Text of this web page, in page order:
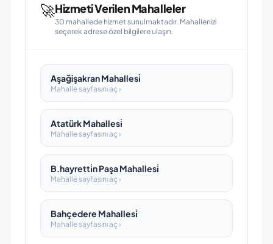
🚀Hizmeti Verilen Mahalleler
30 mahallede hizmet sunulmaktadır. Mahallenizi
seçerek adrese özel bilgilere ulaşın.
Aşağişakran Mahallesi̇
Mahalle sayfasını aç ›
Atatürk Mahallesi̇
Mahalle sayfasını aç ›
B.hayretti̇n Paşa Mahallesi̇
Mahalle sayfasını aç ›
Bahçedere Mahallesi̇
Mahalle sayfasını aç ›